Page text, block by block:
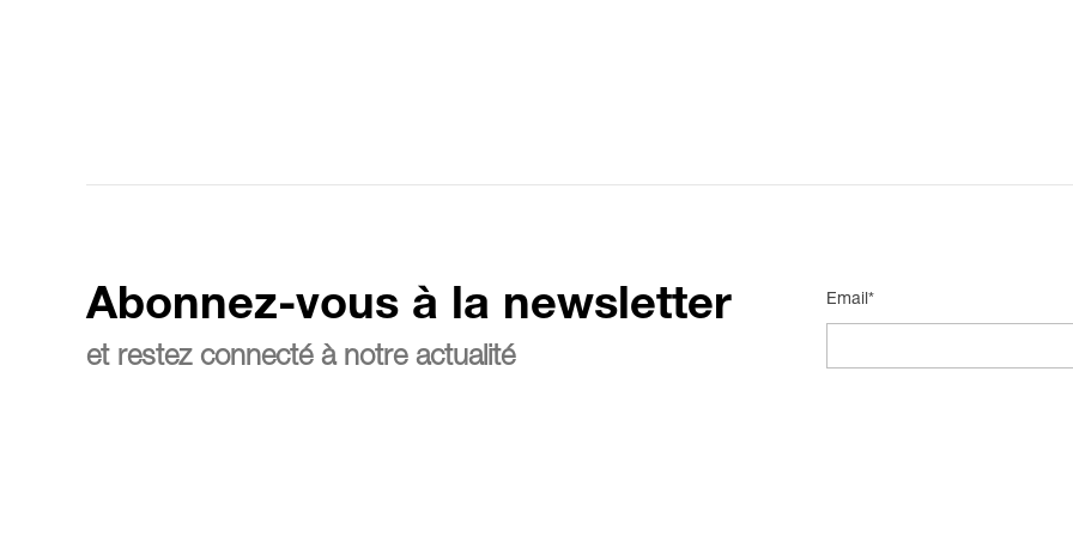
Abonnez-vous à la newsletter
et restez connecté à notre actualité
Email*